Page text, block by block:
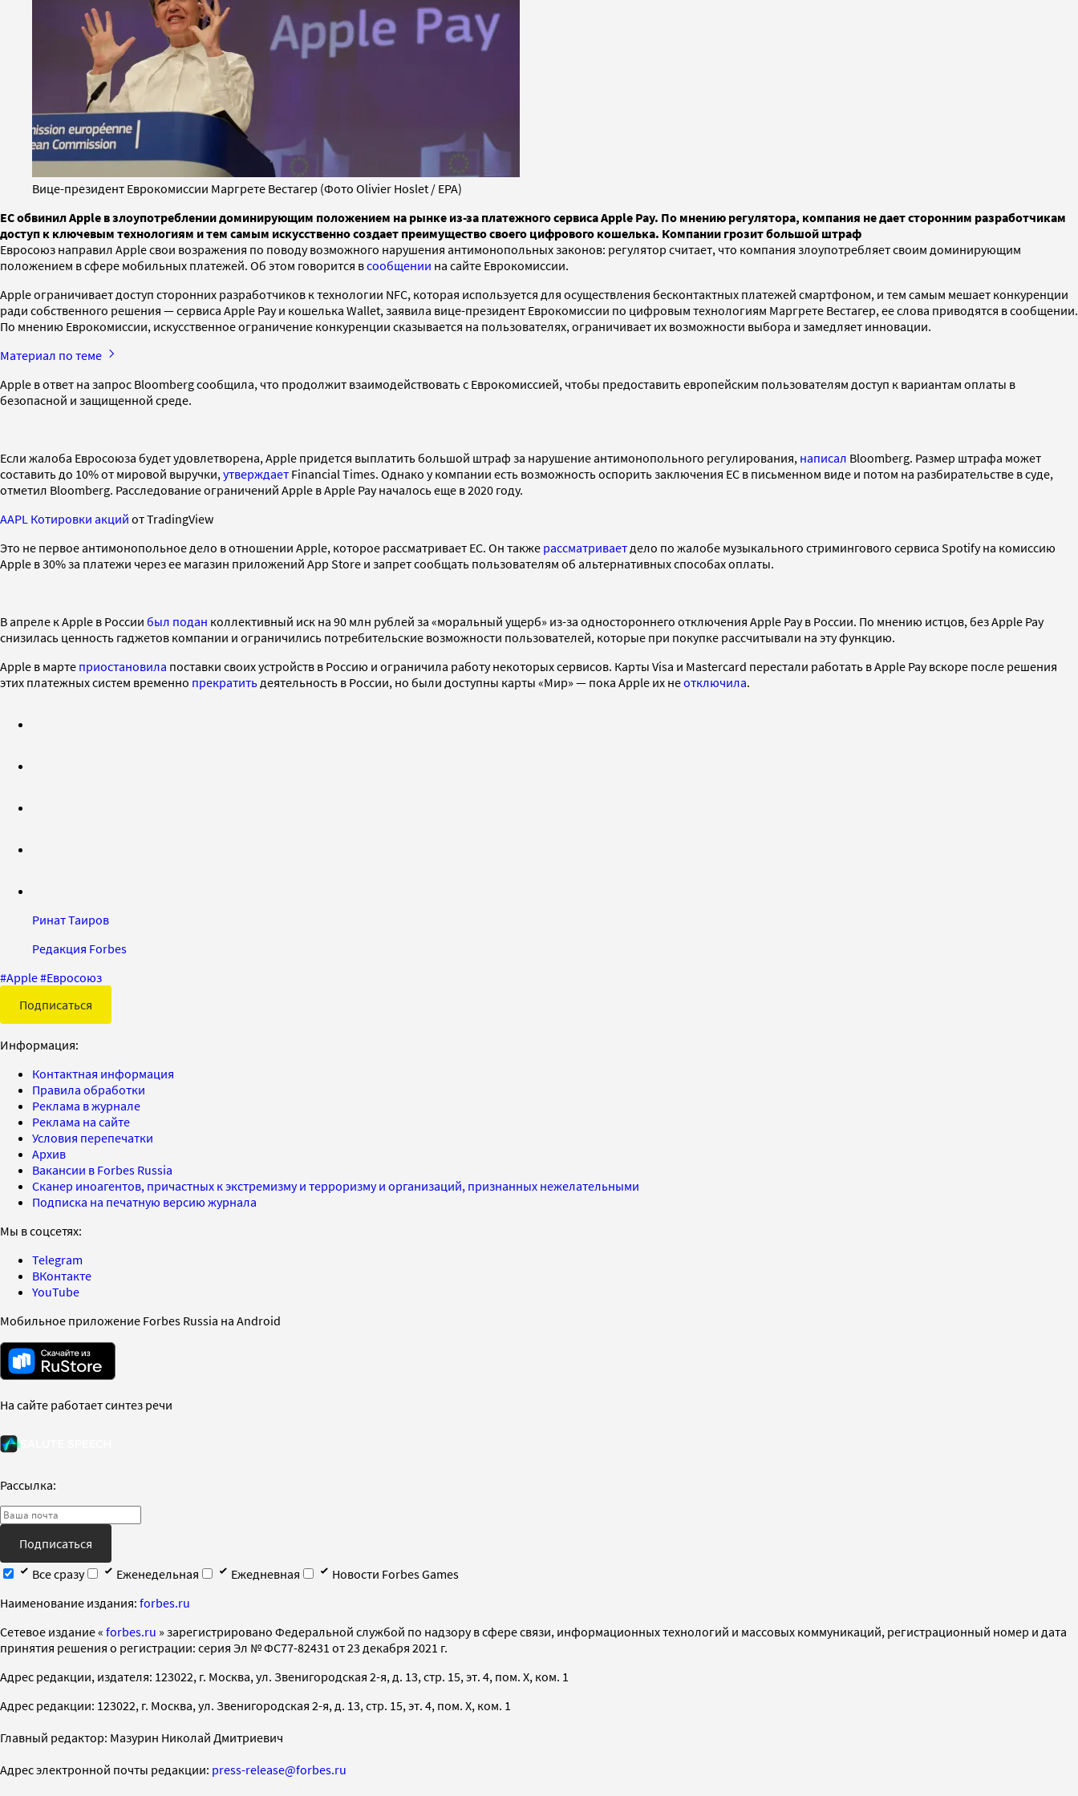
Вице-президент Еврокомиссии Маргрете Вестагер (Фото Olivier Hoslet / EPA)
ЕС обвинил Apple в злоупотреблении доминирующим положением на рынке из-за платежного сервиса Apple Pay. По мнению регулятора, компания не дает сторонним разработчикам
доступ к ключевым технологиям и тем самым искусственно создает преимущество своего цифрового кошелька. Компании грозит большой штраф
Евросоюз направил Apple свои возражения по поводу возможного нарушения антимонопольных законов: регулятор считает, что компания злоупотребляет своим доминирующим
положением в сфере мобильных платежей. Об этом говорится всообщении на сайте Еврокомиссии.
Apple ограничивает доступ сторонних разработчиков к технологии NFC, которая используется для осуществления бесконтактных платежей смартфоном, и тем самым мешает конкуренции
ради собственного решения — сервиса Apple Pay и кошелька Wallet, заявила вице-президент Еврокомиссии по цифровым технологиям Маргрете Вестагер, ее слова приводятся в сообщении.
По мнению Еврокомиссии, искусственное ограничение конкуренции сказывается на пользователях, ограничивает их возможности выбора и замедляет инновации.
Материал по теме
Apple в ответ на запрос Bloomberg сообщила, что продолжит взаимодействовать с Еврокомиссией, чтобы предоставить европейским пользователям доступ к вариантам оплаты в
безопасной и защищенной среде.
Если жалоба Евросоюза будет удовлетворена, Apple придется выплатить большой штраф за нарушение антимонопольного регулирования, написал Bloomberg. Размер штрафа может
составить до 10% от мировой выручки, утверждает Financial Times. Однако у компании есть возможность оспорить заключения ЕС в письменном виде и потом на разбирательстве в суде,
отметил Bloomberg. Расследование ограничений Apple в Apple Pay началось еще в 2020 году.
AAPL Котировки акций от TradingView
Это не первое антимонопольное дело в отношении Apple, которое рассматривает ЕС. Он также рассматривает дело по жалобе музыкального стримингового сервиса Spotify на комиссию
Apple в 30% за платежи через ее магазин приложений App Store и запрет сообщать пользователям об альтернативных способах оплаты.
В апреле к Apple в России был подан коллективный иск на 90 млн рублей за «моральный ущерб» из-за одностороннего отключения Apple Pay в России. По мнению истцов, без Apple Pay
снизилась ценность гаджетов компании и ограничились потребительские возможности пользователей, которые при покупке рассчитывали на эту функцию.
Apple в марте приостановила поставки своих устройств в Россию и ограничила работу некоторых сервисов. Карты Visa и Mastercard перестали работать в Apple Pay вскоре после решения
этих платежных систем временно прекратить деятельность в России, но были доступны карты «Мир» — пока Apple их неотключила.
Ринат Таиров
Редакция Forbes
#Apple#Евросоюз
Подписаться
Информация:
Контактная информация
Правила обработки
Реклама в журнале
Реклама на сайте
Условия перепечатки
Архив
Вакансии в Forbes Russia
Сканер иноагентов, причастных к экстремизму и терроризму и организаций, признанных нежелательными
Подписка на печатную версию журнала
Мы в соцсетях:
Telegram
ВКонтакте
YouTube
Мобильное приложение Forbes Russia на Android
На сайте работает синтез речи
Рассылка:
Подписаться
Все сразу
Еженедельная Ежедневная
Новости Forbes Games
Наименование издания: forbes.ru
Cетевое издание « forbes.ru » зарегистрировано Федеральной службой по надзору в сфере связи, информационных технологий и массовых коммуникаций, регистрационный номер и дата
принятия решения о регистрации: серия Эл № ФС77-82431 от 23 декабря 2021 г.
Адрес редакции, издателя: 123022, г. Москва, ул. Звенигородская 2-я, д. 13, стр. 15, эт. 4, пом. X, ком. 1
Адрес редакции: 123022, г. Москва, ул. Звенигородская 2-я, д. 13, стр. 15, эт. 4, пом. X, ком. 1
Главный редактор: Мазурин Николай Дмитриевич
Адрес электронной почты редакции: press-release@forbes.ru